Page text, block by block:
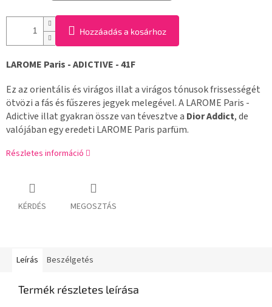
Hozzáadás a kosárhoz
LAROME Paris - ADICTIVE - 41F
Ez az orientális és virágos illat a virágos tónusok frissességét
ötvözi a fás és fűszeres jegyek melegével. A LAROME Paris -
Adictive illat gyakran össze van tévesztve a Dior Addict, de
valójában egy eredeti LAROME Paris parfüm.
Részletes információ
KÉRDÉS MEGOSZTÁS
Leírás Beszélgetés
Termék részletes leírása